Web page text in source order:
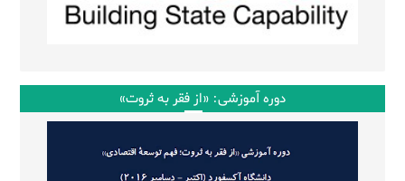
دوره آموزشی: «از فقر به ثروت»